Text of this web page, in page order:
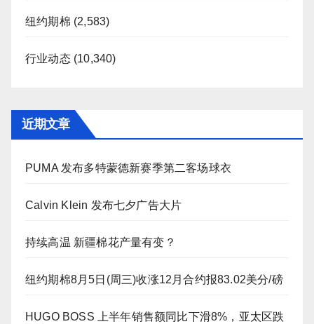
纽约期棉 (2,583)
行业动态(10,340)
近期文章
PUMA 发布多特蒙德新赛季第二客场球衣
Calvin Klein 发布七夕广告大片
持续高温 新疆棉花产量有变？
纽约期棉8月5日(周三)收涨12月合约报83.02美分/磅
HUGO BOSS 上半年销售额同比下滑8%，亚太区跌